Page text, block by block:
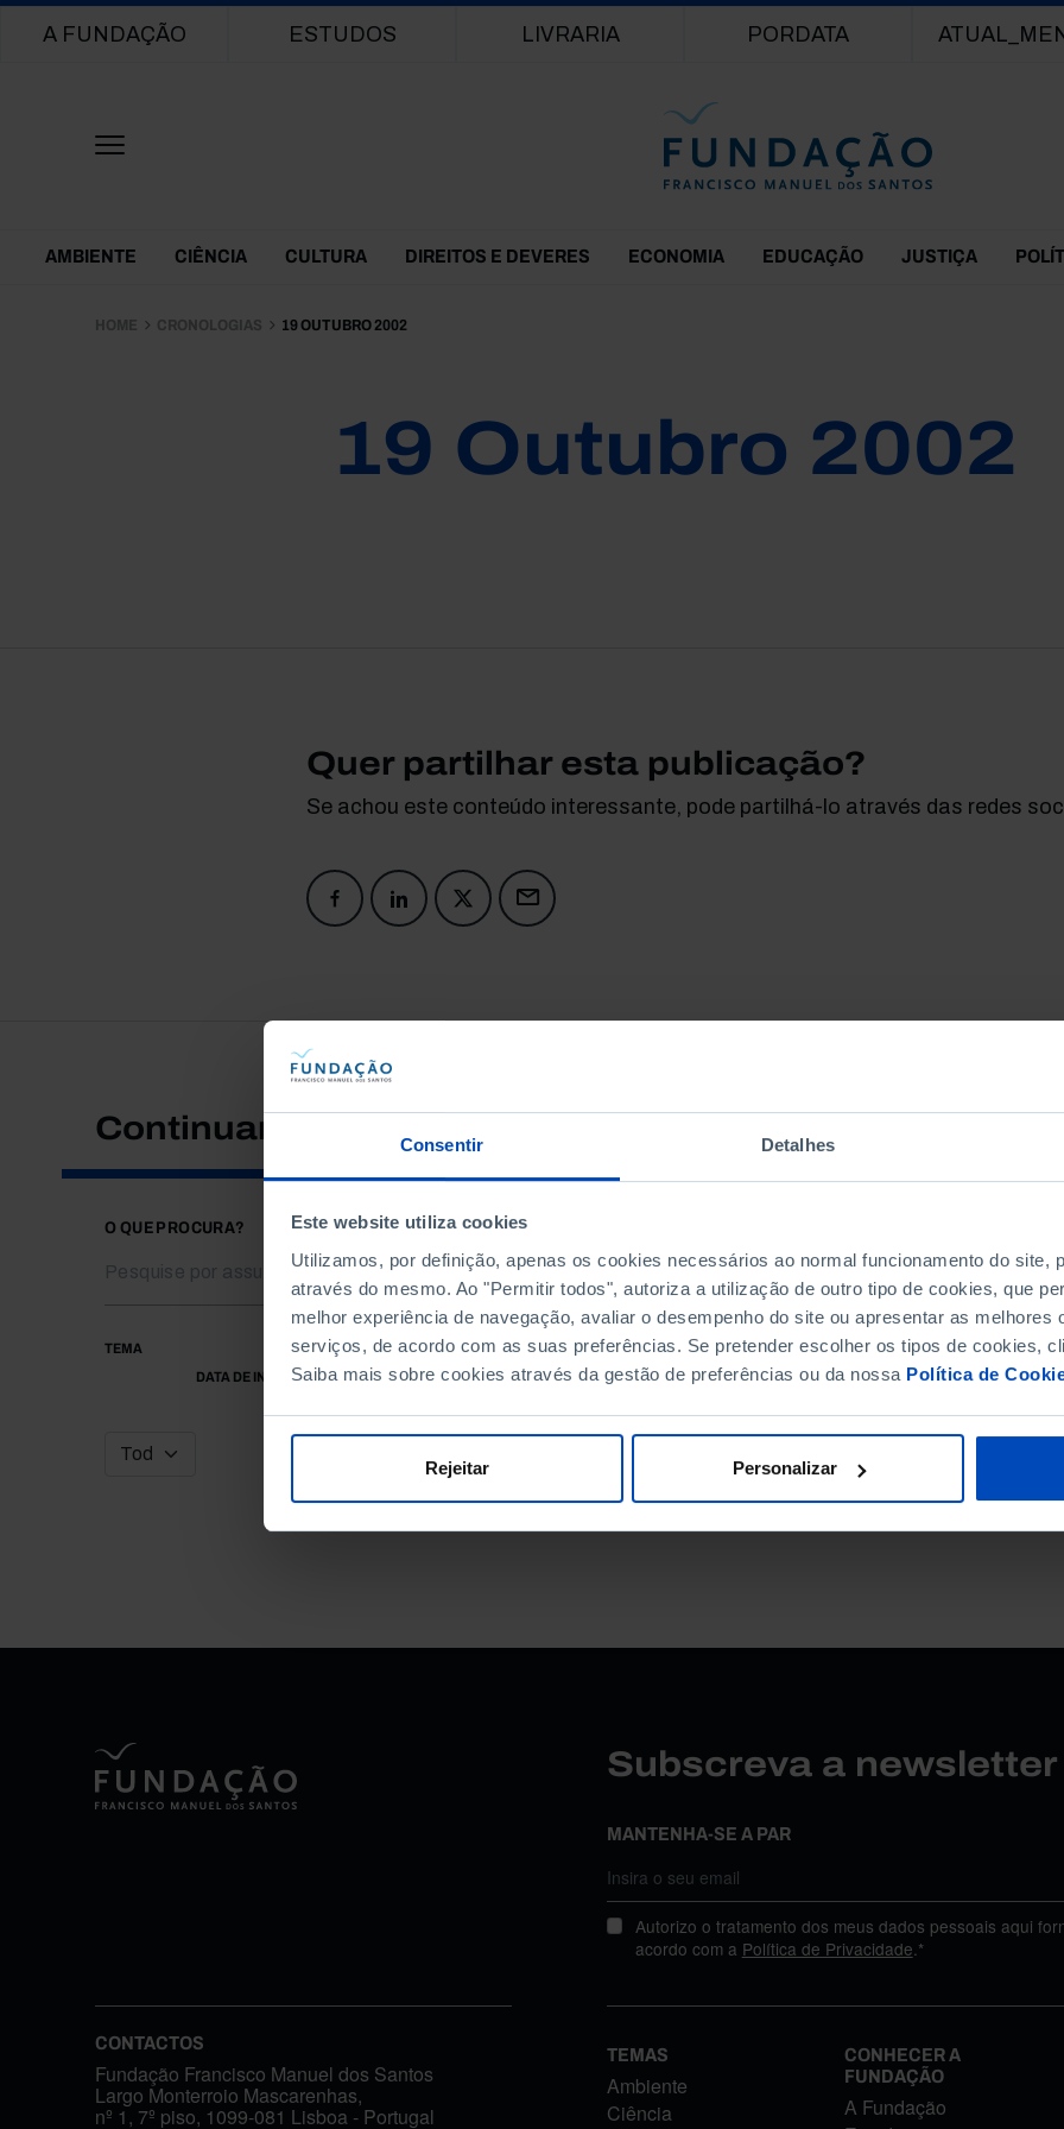
Consentir Detalhes
Este website utiliza cookies
Utilizamos, por definição, apenas os cookies necessários ao normal funcionamento do site,
através do mesmo. Ao "Permitir todos", autoriza a utilização de outro tipo de cookies, que
melhor experiência de navegação, avaliar o desempenho do site ou apresentar as melhores
serviços, de acordo com as suas preferências. Se pretender escolher os tipos de cookies,
Saiba mais sobre cookies através da gestão de preferências ou da nossa Política de
Rejeitar Personalizar
Main navigation
A FUNDAÇÃO ESTUDOS LIVRARIA PORDATA
Themes Menu
AMBIENTE CIÊNCIA CULTURA DIREITOS E DEVERES ECONOMIA EDUCAÇÃO JUSTIÇA
HOME CRONOLOGIAS 19 OUTUBRO 2002
19 Outubro 2002
Quer partilhar esta publicação?
Se achou este conteúdo interessante, pode partilhá-lo através das redes
Continuar a pesquisar
O QUE PROCURA?
TEMA
DATA DE INÍCIO
DATA DE FIM
Subscreva a
MANTENHA-SE A PAR
Autorizo o tratamento dos meus dados pessoais aqui
acordo com a Política de Privacidade.*
CONTACTOS
Fundação Francisco Manuel dos Santos
Largo Monterroio Mascarenhas,
nº 1, 7º piso, 1099-081 Lisboa - Portugal
TEMAS
Ambiente
Ciência
CONHECER A
FUNDAÇÃO
A Fundação